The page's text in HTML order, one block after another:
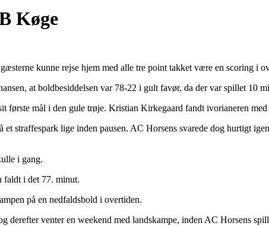
Køge
kunne rejse hjem med alle tre point takket være en scoring i
at boldbesiddelsen var 78-22 i gult favør, da der var spillet 10
første mål i den gule trøje. Kristian Kirkegaard fandt ivorianeren
straffespark lige inden pausen. AC Horsens svarede dog hurtigt
i gang.
faldt i det 77. minut.
på en nedfaldsbold i overtiden.
venter en weekend med landskampe, inden AC Horsens